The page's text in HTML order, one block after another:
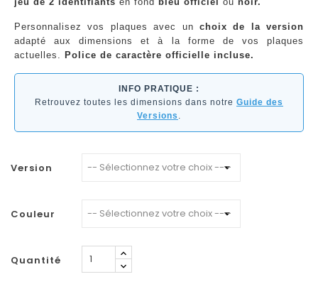
Personnalisez vos plaques avec un choix de la version
adapté aux dimensions et à la forme de vos plaques
actuelles. Police de caractère officielle incluse.
INFO PRATIQUE :
Retrouvez toutes les dimensions dans notre Guide des
Versions .
Version
Couleur
Quantité